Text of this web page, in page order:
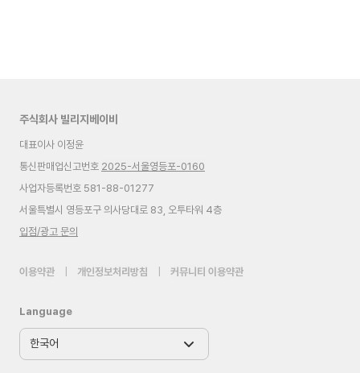
주식회사 빌리지베이비
대표이사 이정윤
통신판매업신고번호 2025-서울영등포-0160
사업자등록번호 581-88-01277
서울특별시 영등포구 의사당대로 83, 오투타워 4층
입점/광고 문의
이용약관 개인정보처리방침 커뮤니티 이용약관
Language